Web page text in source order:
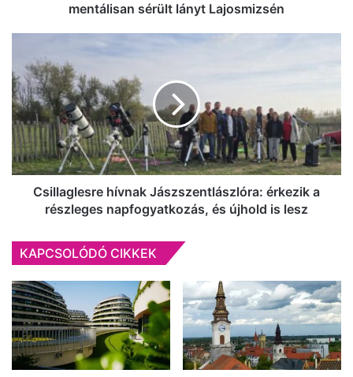
mentálisan sérült lányt Lajosmizsén
Jászszentlászlóra:
érkezik
a
részleges
napfogyatkozás,
és
újhold
Csillaglesre hívnak Jászszentlászlóra: érkezik a
részleges napfogyatkozás, és újhold is lesz
KAPCSOLÓDÓ CIKKEK